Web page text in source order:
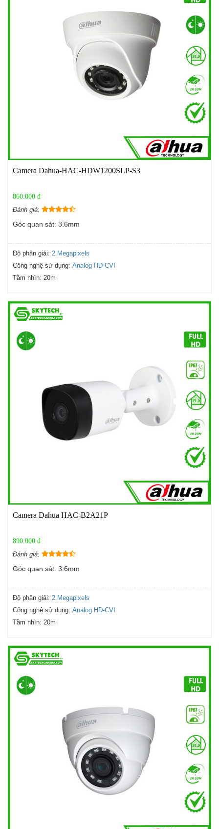
Camera Dahua-HAC-HDW1200SLP-S3
860.000 đ
Đánh giá:
Góc quan sát: 3.6mm
Độ phân giải: 2 Megapixels
Công nghệ sử dụng: Analog HD-CVI
Tầm nhìn: 20m
Camera Dahua HAC-B2A21P
890.000 đ
Đánh giá:
Góc quan sát: 3.6mm
Độ phân giải: 2 Megapixels
Công nghệ sử dụng: Analog HD-CVI
Tầm nhìn: 20m